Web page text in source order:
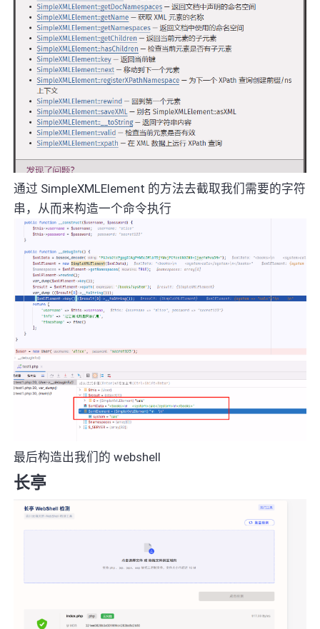
通过 SimpleXMLElement 的方法去截取我们需要的字符
串，从而来构造一个命令执行
最后构造出我们的 webshell
长亭